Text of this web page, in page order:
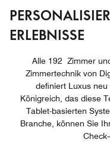
ERLEBNISSE
Alle 192 Zimmer
Zimmertechnik von
definiert Luxus
Königreich, das diese
Tablet-basierten
Branche, können Sie